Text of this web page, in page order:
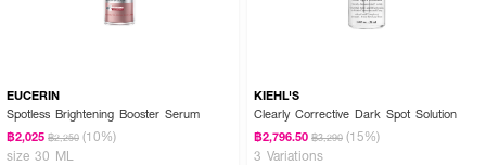
Active Ingredients:
EXTRACT (RAINBOW ALGAE), PANCRATIUM MARITIMUM EXTRACT
(SAND LILLY), HYDROLYZED COLLAGEN
EUCERIN
Spotless Brightening Booster Serum
฿2,025 ฿2,250 (10%)
size 30 ML
KIEHL'S
Clearly Corrective Dark Spot Solution
฿2,796.50 ฿3,290 (15%)
3 Variations